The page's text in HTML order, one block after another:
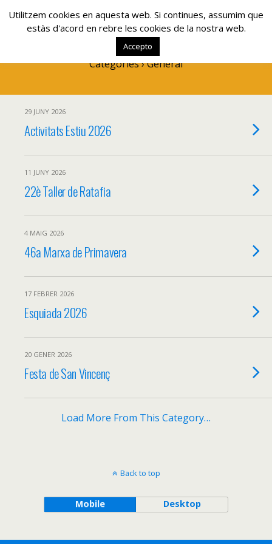
www.lacolla.cat
Categories ›General
29 JUNY 2026
Activitats Estiu 2026
11 JUNY 2026
22è Taller de Ratafia
4 MAIG 2026
46a Marxa de Primavera
17 FEBRER 2026
Esquiada 2026
20 GENER 2026
Festa de San Vincenç
Load More From This Category…
Back to top
Mobile Desktop
Utilitzem cookies en aquesta web. Si continues, assumim que
estàs d'acord en rebre les cookies de la nostra web.
Accepto